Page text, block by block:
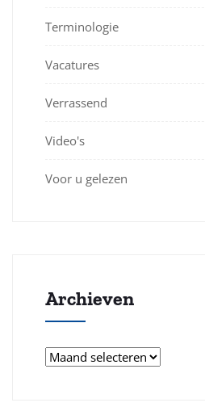
Terminologie
Vacatures
Verrassend
Video's
Voor u gelezen
Archieven